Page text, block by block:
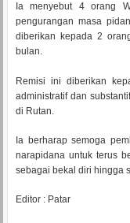
Ia menyebut 4 orang
pengurangan masa
diberikan kepada 2
bulan.
Remisi ini diberikan
administratif dan
di Rutan.
Ia berharap semoga
narapidana untuk terus
sebagai bekal diri hingga
Editor : Patar